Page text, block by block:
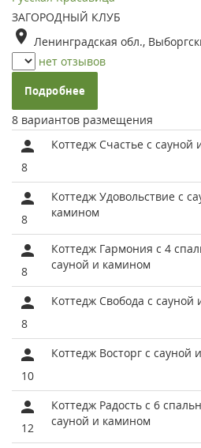
ЗАГОРОДНЫЙ КЛУБ
Ленинградская обл.,
нет отзывов
Подробнее
8 вариантов размещения
8
Коттедж Счастье с сауной
8
Коттедж Удовольствие с
камином
8
Коттедж Гармония с 4
сауной и камином
8
Коттедж Свобода с сауной
10
Коттедж Восторг с сауной
12
Коттедж Радость с 6
сауной и камином